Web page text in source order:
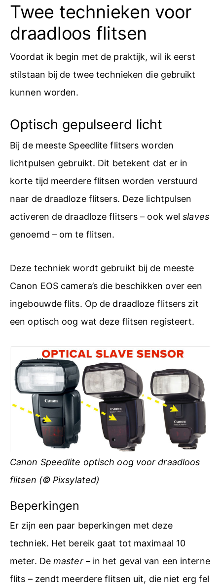
Twee technieken voor
draadloos flitsen
Voordat ik begin met de praktijk, wil ik eerst
stilstaan bij de twee technieken die gebruikt
kunnen worden.
Optisch gepulseerd licht
Bij de meeste Speedlite flitsers worden
lichtpulsen gebruikt. Dit betekent dat er in
korte tijd meerdere flitsen worden verstuurd
naar de draadloze flitsers. Deze lichtpulsen
activeren de draadloze flitsers – ook welslaves
genoemd – om te flitsen.
Deze techniek wordt gebruikt bij de meeste
Canon EOS camera’s die beschikken over een
ingebouwde flits. Op de draadloze flitsers zit
een optisch oog wat deze flitsen registeert.
Canon Speedlite optisch oog voor draadloos
flitsen (© Pixsylated)
Beperkingen
Er zijn een paar beperkingen met deze
techniek. Het bereik gaat tot maximaal 10
meter. De master– in het geval van een interne
flits – zendt meerdere flitsen uit, die niet erg fel